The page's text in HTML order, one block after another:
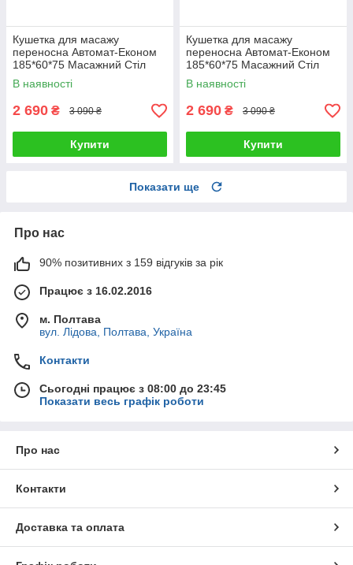
Кушетка для масажу
переносна Автомат-Економ
185*60*75 Масажний Стіл
В наявності
2 690 ₴ 3 090 ₴
Купити
Кушетка для масажу
переносна Автомат-Економ
185*60*75 Масажний Стіл
В наявності
2 690 ₴ 3 090 ₴
Купити
Показати ще
Про нас
90% позитивних з 159 відгуків за рік
Працює з 16.02.2016
м. Полтава
вул. Лідова, Полтава, Україна
Контакти
Сьогодні працює з 08:00 до 23:45
Показати весь графік роботи
Про нас
Контакти
Доставка та оплата